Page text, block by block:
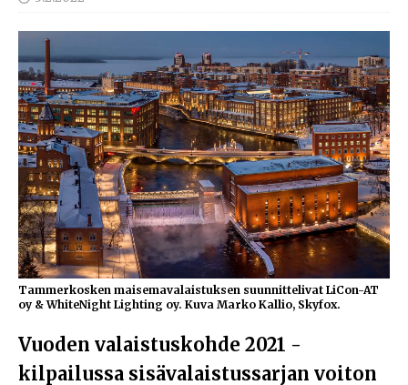
Tammerkosken maisemavalaistuksen suunnittelivat LiCon-AT
oy & WhiteNight Lighting oy. Kuva Marko Kallio, Skyfox.
Vuoden valaistuskohde 2021 -
kilpailussa sisävalaistussarjan voiton